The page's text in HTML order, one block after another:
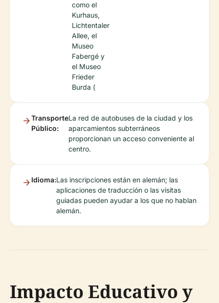
como el
Kurhaus,
Lichtentaler
Allee, el
Museo
Fabergé y
el Museo
Frieder
Burda (
Transporte
Público:
La red de autobuses de la ciudad y los
aparcamientos subterráneos
proporcionan un acceso conveniente al
centro.
Idioma:Las inscripciones están en alemán; las
aplicaciones de traducción o las visitas
guiadas pueden ayudar a los que no hablan
alemán.
Impacto Educativo y